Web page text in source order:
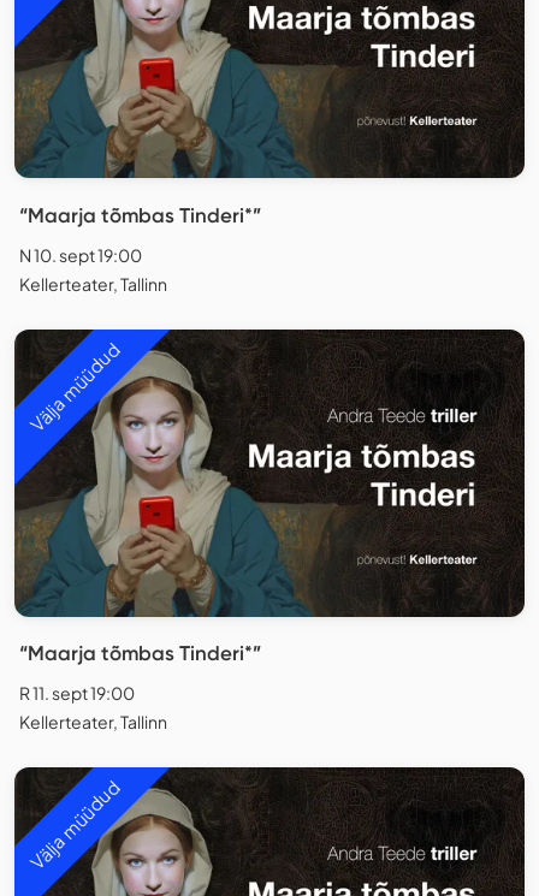
“Maarja tõmbas Tinderi*”
N 10. sept 19:00
Kellerteater, Tallinn
Välja müüdud
“Maarja tõmbas Tinderi*”
R 11. sept 19:00
Kellerteater, Tallinn
Välja müüdud